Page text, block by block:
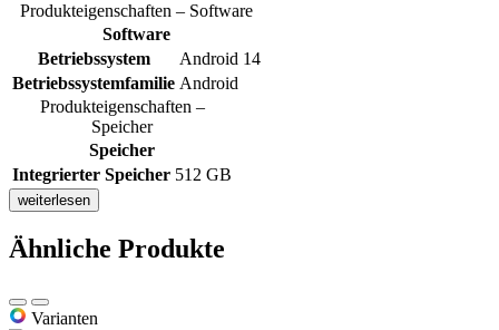
Produkteigenschaften – Software
Software
Betriebssystem
Android 14
Betriebssystemfamilie Android
Produkteigenschaften –
Speicher
Speicher
Integrierter Speicher 512 GB
weiterlesen
Ähnliche Produkte
Varianten